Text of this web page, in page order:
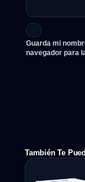
Guarda mi
navegador para
También Te